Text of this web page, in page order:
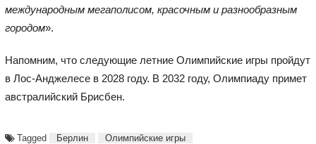
международным мегаполисом, красочным и разнообразным
городом».
Напомним, что следующие летние Олимпийские игры пройдут
в Лос-Анджелесе в 2028 году. В 2032 году, Олимпиаду примет
австралийский Брисбен.
Tagged Берлин Олимпийские игры